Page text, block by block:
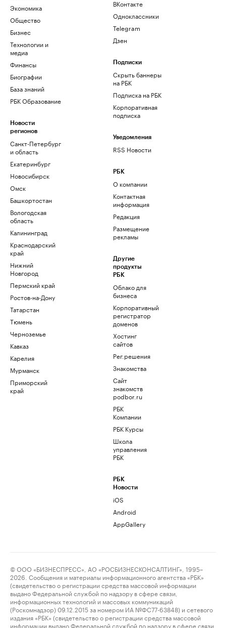
Экономика
Общество
Бизнес
Технологии и
медиа
Финансы
Биографии
База знаний
РБК Образование
Новости
регионов
Санкт-Петербург
и область
Екатеринбург
Новосибирск
Омск
Башкортостан
Вологодская
область
Калининград
Краснодарский
край
Нижний
Новгород
Пермский край
Ростов-на-Дону
Татарстан
Тюмень
Черноземье
Кавказ
Карелия
Мурманск
Приморский
край
ВКонтакте
Одноклассники
Telegram
Дзен
Подписки
Скрыть баннеры
на РБК
Подписка на РБК
Корпоративная
подписка
Уведомления
RSS Новости
РБК
О компании
Контактная
информация
Редакция
Размещение
рекламы
Другие
продукты
РБК
Облако для
бизнеса
Корпоративный
регистратор
доменов
Хостинг
сайтов
Рег.решения
Знакомства
Сайт
знакомств
podbor.ru
РБК
Компании
РБК Курсы
Школа
управления
РБК
РБК
Новости
iOS
Android
AppGallery
© ООО «БИЗНЕСПРЕСС», АО «РОСБИЗНЕСКОНСАЛТИНГ», 1995–
2026. Сообщения и материалы информационного агентства «РБК»
(свидетельство о регистрации средства массовой информации
выдано Федеральной службой по надзору в сфере связи,
информационных технологий и массовых коммуникаций
(Роскомнадзор) 09.12.2015 за номером ИА №ФС77-63848) и сетевого
издания «РБК» (свидетельство о регистрации средства массовой
информации выдано Федеральной службой по надзору в сфере связи,